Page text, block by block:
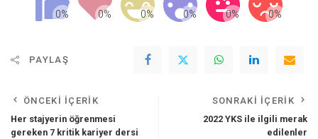
PAYLAŞ
ÖNCEKI İÇERIK
Her stajyerin öğrenmesi
gereken 7 kritik kariyer dersi
SONRAKI İÇERIK
2022 YKS ile ilgili merak
edilenler